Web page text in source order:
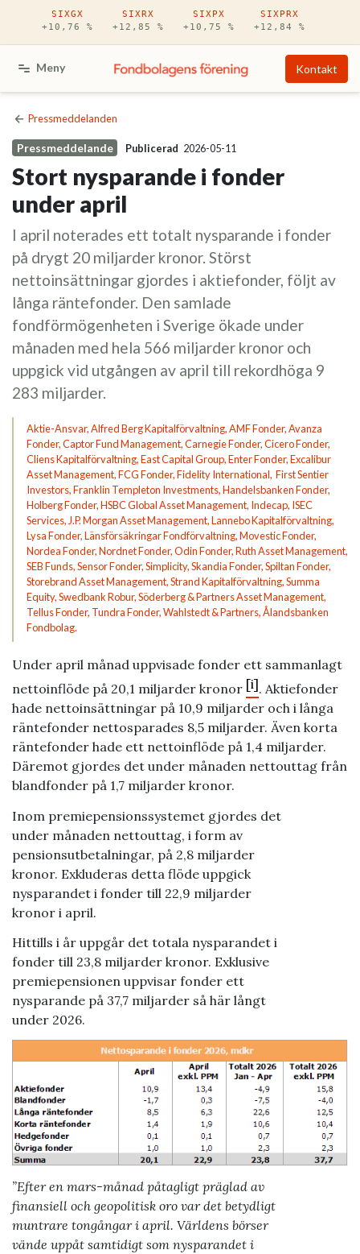
Hoppa till huvudinnehåll
SIXGX
+10,76 %
SIXRX
+12,85 %
SIXPX
+10,75 %
SIXPRX
+12,84 %
Meny Kontakt
Pressmeddelanden
Pressmeddelande Publicerad 2026-05-11
Stort nysparande i fonder
under april
I april noterades ett totalt nysparande i fonder
på drygt 20 miljarder kronor. Störst
nettoinsättningar gjordes i aktiefonder, följt av
långa räntefonder. Den samlade
fondförmögenheten i Sverige ökade under
månaden med hela 566 miljarder kronor och
uppgick vid utgången av april till rekordhöga 9
283 miljarder.
Aktie-Ansvar, Alfred Berg Kapitalförvaltning, AMF Fonder, Avanza
Fonder, Captor Fund Management, Carnegie Fonder, Cicero Fonder,
Cliens Kapitalförvaltning, East Capital Group, Enter Fonder, Excalibur
Asset Management, FCG Fonder, Fidelity International, First Sentier
Investors, Franklin Templeton Investments, Handelsbanken Fonder,
Holberg Fonder, HSBC Global Asset Management, Indecap, ISEC
Services, J.P. Morgan Asset Management, Lannebo Kapitalförvaltning,
Lysa Fonder, Länsförsäkringar Fondförvaltning, Movestic Fonder,
Nordea Fonder, Nordnet Fonder, Odin Fonder, Ruth Asset Management,
SEB Funds, Sensor Fonder, Simplicity, Skandia Fonder, Spiltan Fonder,
Storebrand Asset Management, Strand Kapitalförvaltning, Summa
Equity, Swedbank Robur, Söderberg & Partners Asset Management,
Tellus Fonder, Tundra Fonder, Wahlstedt & Partners, Ålandsbanken
Fondbolag.
Under april månad uppvisade fonder ett sammanlagt
nettoinflöde på 20,1 miljarder kronor [i]. Aktiefonder
hade nettoinsättningar på 10,9 miljarder och i långa
räntefonder nettosparades 8,5 miljarder. Även korta
räntefonder hade ett nettoinflöde på 1,4 miljarder.
Däremot gjordes det under månaden nettouttag från
blandfonder på 1,7 miljarder kronor.
Inom premiepensionssystemet gjordes det
under månaden nettouttag, i form av
pensionsutbetalningar, på 2,8 miljarder
kronor. Exkluderas detta flöde uppgick
nysparandet i fonder till 22,9 miljarder
kronor i april.
Hittills i år uppgår det totala nysparandet i
fonder till 23,8 miljarder kronor. Exklusive
premiepensionen uppvisar fonder ett
nysparande på 37,7 miljarder så här långt
under 2026.
”Efter en mars-månad påtagligt präglad av
finansiell och geopolitisk oro var det betydligt
muntrare tongångar i april. Världens börser
vände uppåt samtidigt som nysparandet i